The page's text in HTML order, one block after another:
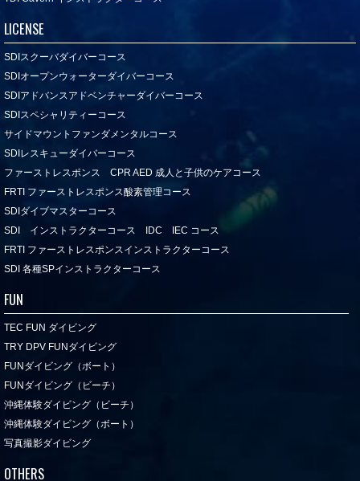
LICENSE
SDIスクーバダイバーコース
SDIオープンウォーターダイバーコース
SDIアドバンスアドベンチャーダイバーコース
SDIスペシャリティーコース
サイドマウントファンダメンタルコース
SDIレスキューダイバーコース
ファーストレスポンス CPR AED 成人と子供のケアコース
FRTI ファーストレスポンス酸素管理コース
SDIダイブマスターコース
SDI インストラクターコース IDC IEC コース
FRTI ファーストレスポンスインストラクターコース
SDI 各種SPインストラクターコース
FUN
TEC FUN ダイビング
TRY DPV FUNダイビング
FUNダイビング（ボート）
FUNダイビング（ビーチ）
沖縄体験ダイビング（ビーチ）
沖縄体験ダイビング（ボート）
写真撮影ダイビング
OTHERS